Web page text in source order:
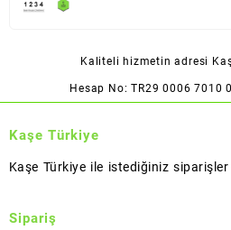
Kaliteli hizmetin adresi
Hesap No: TR29 0006 7010
Kaşe Türkiye
Kaşe Türkiye ile istediğiniz siparişler
Sipariş